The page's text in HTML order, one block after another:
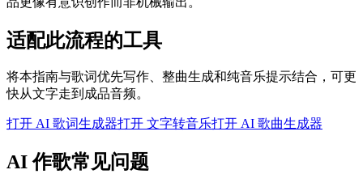
适配此流程的工具
将本指南与歌词优先写作、整曲生成和纯音乐提示结合，可更
快从文字走到成品音频。
打开 AI 歌词生成器打开 文字转音乐打开 AI 歌曲生成器
AI 作歌常见问题